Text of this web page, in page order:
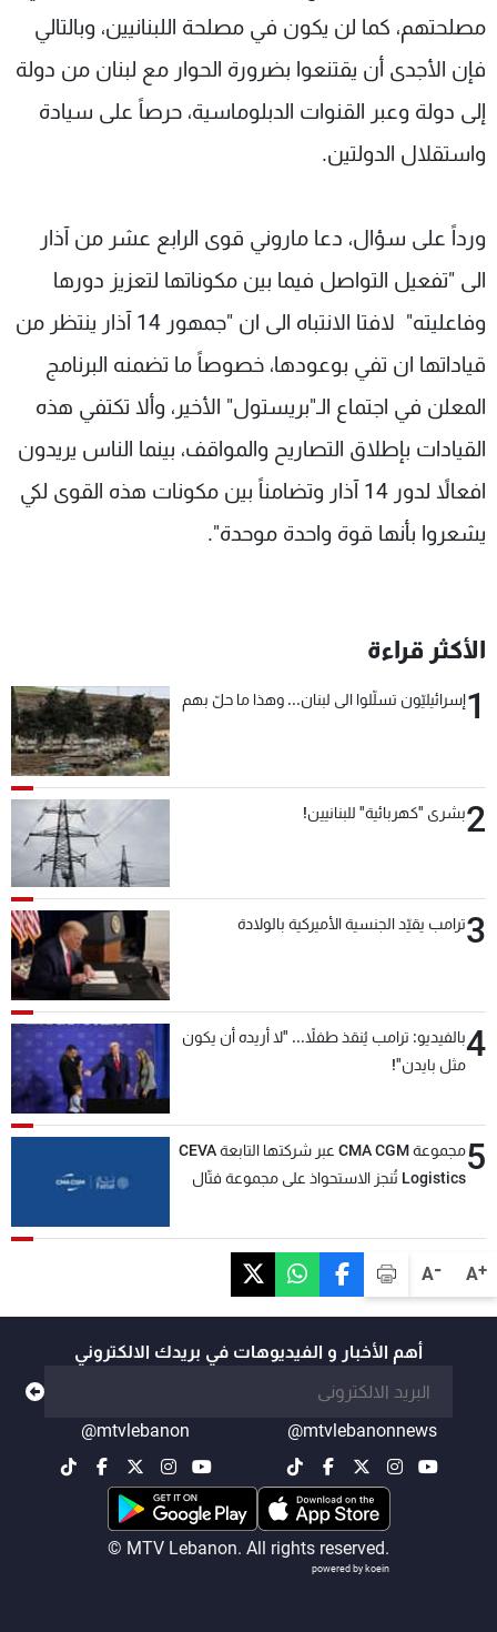
A+
A-
مصلحتهم، كما لن يكون في مصلحة اللبنانيين، وبالتالي
فإن الأجدى أن يقتنعوا بضرورة الحوار مع لبنان من دولة
إلى دولة وعبر القنوات الدبلوماسية، حرصاً على سيادة
واستقلال الدولتين.
ورداً على سؤال، دعا ماروني قوى الرابع عشر من آذار
الى "تفعيل التواصل فيما بين مكوناتها لتعزيز دورها
وفاعليته" لافتا الانتباه الى ان "جمهور 14 آذار ينتظر من
قياداتها ان تفي بوعودها، خصوصاً ما تضمنه البرنامج
المعلن في اجتماع الـ"بريستول" الأخير، وألا تكتفي هذه
القيادات بإطلاق التصاريح والمواقف، بينما الناس يريدون
افعالاً لدور 14 آذار وتضامناً بين مكونات هذه القوى لكي
يشعروا بأنها قوة واحدة موحدة".
الأكثر قراءة
1إسرائيليّون تسلّلوا الى لبنان... وهذا ما حلّ بهم
2بشرى "كهربائية" للبنانيين!
3ترامب يقيّد الجنسية الأميركية بالولادة
4بالفيديو: ترامب يُنقذ طفلاً... "لا أريده أن يكون
مثل بايدن"!
5
مجموعة CMA CGM عبر شركتها التابعة CEVA
Logistics تُنجز الاستحواذ على مجموعة فتّال
أهم الأخبار و الفيديوهات في بريدك الالكتروني
@mtvlebanonnews
@mtvlebanon
© MTV Lebanon. All rights reserved.
powered by koein